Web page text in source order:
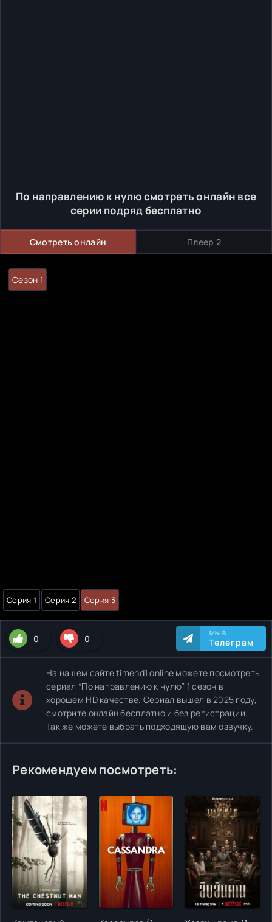
По направлению к нулю смотреть онлайн все
серии подряд бесплатно
Смотреть онлайн Плеер 2
Сезон 1
Серия 1 Серия 2 Серия 3
0 0 МЫ В
Телеграм
На нашем сайте timehd1.online можете посмотреть
сериал “По направлению к нулю” 1 сезон в
хорошем HD качестве. Сериал вышел в 2025 году,
смотрите онлайн бесплатно и без регистрации.
Так же можете выбрать подходящую вам озвучку.
Рекомендуем посмотреть: